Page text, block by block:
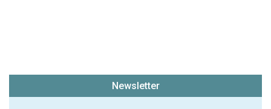
Newsletter